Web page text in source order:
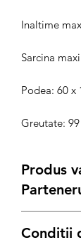
Inaltime
Sarcina
Podea: 60 x
Greutate:
Produs
Conditii